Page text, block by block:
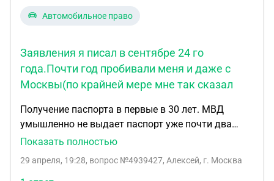
Автомобильное право
Заявления я писал в сентябре 24 го
года.Почти год пробивали меня и даже с
Москвы(по крайней мере мне так сказал
Получение паспорта в первые в 30 лет. МВД
умышленно не выдает паспорт уже почти два
года. Заявления я писал в сентябре 24 го
Москвы(по крайней мере мне так сказал ,
Показать полностью
29 апреля, 19:28, вопрос №4939427, Алексей, г. Москва